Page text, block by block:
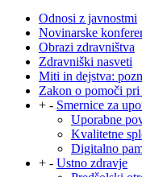
Odnosi z javnostmi
Novinarske
Obrazi zdravništva
Zdravniški nasveti
Miti in dejstva:
Zakon o pomoči
+ - Smernice za
Uporabne
Kvalitetne
Digitalno
+ - Ustno zdravje